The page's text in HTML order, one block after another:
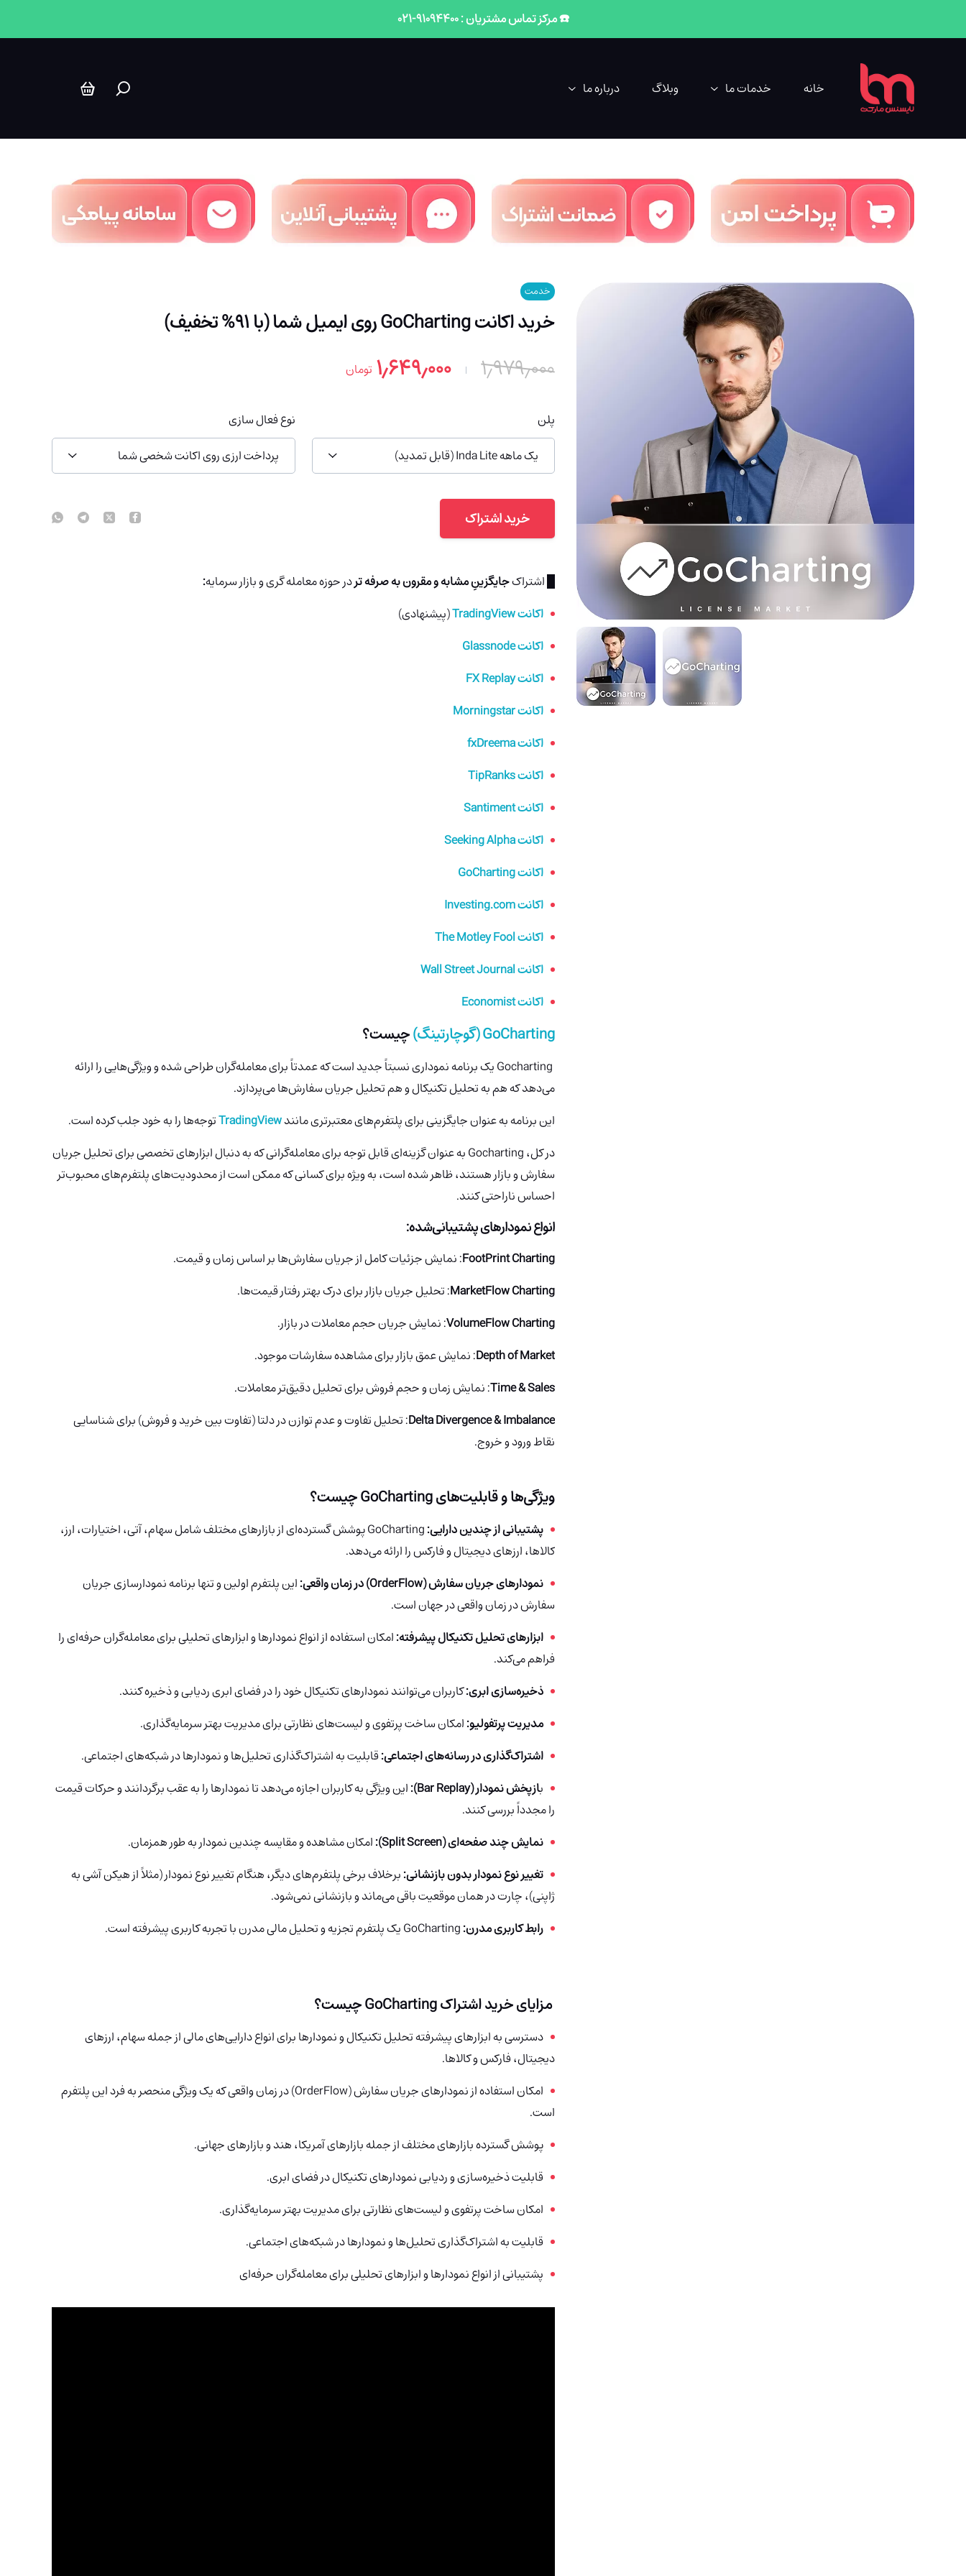
☎️ مرکز تماس مشتریان : 91094400-021
خانه خدمات ما وبلاگ درباره ما
خدمت
خرید اکانت GoCharting روی ایمیل شما (با 91% تخفیف)
۱٫۹۷۹٫۰۰۰ ۱٫۶۴۹٫۰۰۰ تومان
پلن
یک ماهه Inda Lite (قابل تمدید)
نوع فعال سازی
پرداخت ارزی روی اکانت شخصی شما
خرید اشتراک
█ اشتراکجایگزینِ مشابه و مقرون به صرفه تردر حوزه معامله گری و بازار سرمایه:
اکانت TradingView
(پیشنهادی)
اکانت Glassnode
اکانت FX Replay
اکانت Morningstar
اکانت fxDreema
اکانت TipRanks
اکانت Santiment
اکانت Seeking Alpha
اکانت GoCharting
اکانت Investing.com
اکانت The Motley Fool
اکانت Wall Street Journal
اکانت Economist
GoCharting (گوچارتینگ) چیست؟
یک برنامه نموداری نسبتاً جدید است که عمدتاً برای معامله‌گران طراحی شده و ویژگی‌هایی را ارائه
می‌دهد که هم به تحلیل تکنیکال و هم تحلیل جریان سفارش‌ها می‌پردازد.
این برنامه به عنوان جایگزینی برای پلتفرم‌های معتبرتری مانندTradingViewتوجه‌ها را به خود جلب کرده است.
در کل، Gocharting
به عنوان گزینه‌ای قابل توجه برای معامله‌گرانی که به دنبال ابزارهای تخصصی برای تحلیل جریان
سفارش و بازار هستند، ظاهر شده است، به ویژه برای کسانی که ممکن است از محدودیت‌های پلتفرم‌های محبوب‌تر
احساس ناراحتی کنند.
انواع نمودارهای پشتیبانی‌شده:
FootPrint Charting: نمایش جزئیات کامل از جریان سفارش‌ها بر اساس زمان و قیمت.
MarketFlow Charting: تحلیل جریان بازار برای درک بهتر رفتار قیمت‌ها.
VolumeFlow Charting: نمایش جریان حجم معاملات در بازار.
Depth of Market: نمایش عمق بازار برای مشاهده سفارشات موجود.
Time & Sales: نمایش زمان و حجم فروش برای تحلیل دقیق‌تر معاملات.
Delta Divergence & Imbalance: تحلیل تفاوت و عدم توازن در دلتا (تفاوت بین خرید و فروش) برای شناسایی
نقاط ورود و خروج.
ویژگی‌ها و قابلیت‌های GoCharting چیست؟
پشتیبانی از چندین دارایی:GoChartingپوشش گسترده‌ای از بازارهای مختلف شامل سهام، آتی، اختیارات، ارز،
کالاها، ارزهای دیجیتال و فارکس را ارائه می‌دهد.
نمودارهای جریان سفارش (OrderFlow) در زمان واقعی:
این پلتفرم اولین و تنها برنامه نمودارسازی جریان
سفارش در زمان واقعی در جهان است.
ابزارهای تحلیل تکنیکال پیشرفته:امکان استفاده از انواع نمودارها و ابزارهای تحلیلی برای معامله‌گران حرفه‌ای را
فراهم می‌کند.
ذخیره‌سازی ابری:کاربران می‌توانند نمودارهای تکنیکال خود را در فضای ابری ردیابی و ذخیره کنند.
مدیریت پرتفولیو:امکان ساخت پرتفوی و لیست‌های نظارتی برای مدیریت بهتر سرمایه‌گذاری.
اشتراک‌گذاری در رسانه‌های اجتماعی:قابلیت به اشتراک‌گذاری تحلیل‌ها و نمودارها در شبکه‌های اجتماعی.
بازپخش نمودار (Bar Replay):
این ویژگی به کاربران اجازه می‌دهد تا نمودارها را به عقب برگردانند و حرکات قیمت
را مجدداً بررسی کنند.
نمایش چند صفحه‌ای (Split Screen):
امکان مشاهده و مقایسه چندین نمودار به طور همزمان.
تغییر نوع نمودار بدون بازنشانی:برخلاف برخی پلتفرم‌های دیگر، هنگام تغییر نوع نمودار (مثلاً از هیکن آشی به
ژاپنی)، چارت در همان موقعیت باقی می‌ماند و بازنشانی نمی‌شود.
رابط کاربری مدرن:
یک پلتفرم تجزیه و تحلیل مالی مدرن با تجربه کاربری پیشرفته است.
مزایای خرید اشتراک GoCharting چیست؟
دسترسی به ابزارهای پیشرفته تحلیل تکنیکال و نمودارها برای انواع دارایی‌های مالی از جمله سهام، ارزهای
دیجیتال، فارکس و کالاها.
امکان استفاده از نمودارهای جریان سفارش (OrderFlow) در زمان واقعی که یک ویژگی منحصر به فرد این پلتفرم
است.
پوشش گسترده بازارهای مختلف از جمله بازارهای آمریکا، هند و بازارهای جهانی.
قابلیت ذخیره‌سازی و ردیابی نمودارهای تکنیکال در فضای ابری.
امکان ساخت پرتفوی و لیست‌های نظارتی برای مدیریت بهتر سرمایه‌گذاری.
قابلیت به اشتراک‌گذاری تحلیل‌ها و نمودارها در شبکه‌های اجتماعی.
پشتیبانی از انواع نمودارها و ابزارهای تحلیلی برای معامله‌گران حرفه‌ای